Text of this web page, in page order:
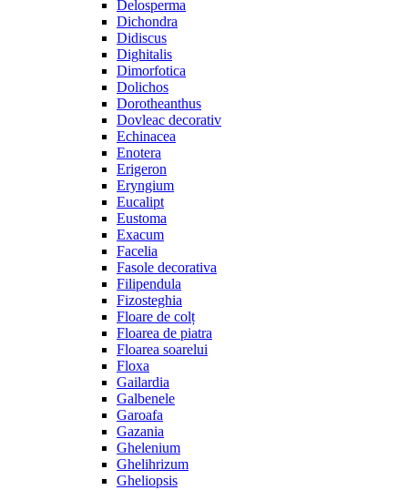
Delosperma
Dichondra
Didiscus
Dighitalis
Dimorfotica
Dolichos
Dorotheanthus
Dovleac decorativ
Echinacea
Enotera
Erigeron
Eryngium
Eucalipt
Eustoma
Exacum
Facelia
Fasole decorativa
Filipendula
Fizosteghia
Floare de colț
Floarea de piatra
Floarea soarelui
Floxa
Gailardia
Galbenele
Garoafa
Gazania
Ghelenium
Ghelihrizum
Gheliopsis